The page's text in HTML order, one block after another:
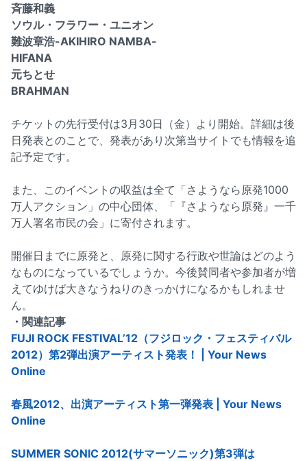
斉藤和義
ソウル・フラワー・ユニオン
難波章浩-AKIHIRO NAMBA-
HIFANA
元ちとせ
BRAHMAN
チケットの先行受付は3月30日（金）より開始。詳細は後
日発表とのことで、発表があり次第当サイトでも情報を追
記予定です。
また、このイベントの収益は全て「さようなら原発1000
万人アクション」の中心団体、「『さようなら原発』一千
万人署名市民の会」に寄付されます。
開催日までに原発と、原発に関する行政や世論はどのよう
なものになっているでしょうか。今後賛同者や参加者が増
えてゆけば大きなうねりのきっかけになるかもしれませ
ん。
・関連記事
FUJI ROCK FESTIVAL’12（フジロック・フェスティバル
2012）第2弾出演アーティスト発表！ | Your News
Online
春風2012、出演アーティスト第一弾発表 | Your News
Online
SUMMER SONIC 2012(サマーソニック)第3弾は